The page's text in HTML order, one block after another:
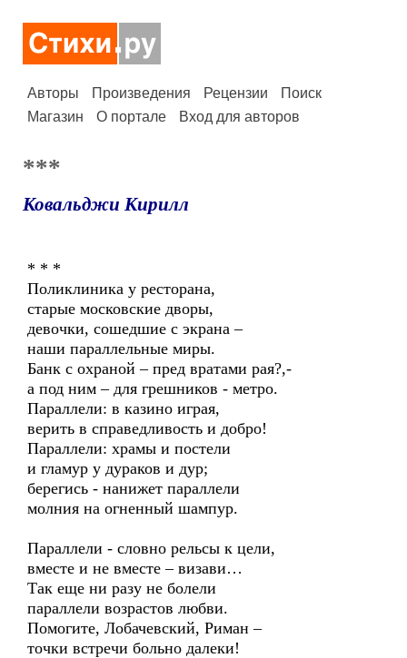
Авторы Произведения Рецензии
Поиск
Магазин
О портале Вход для авторов
***
Ковальджи Кирилл
* * *
Поликлиника у ресторана,
старые московские дворы,
девочки, сошедшие с экрана –
наши параллельные миры.
Банк с охраной – пред вратами рая?,-
а под ним – для грешников - метро.
Параллели: в казино играя,
верить в справедливость и добро!
Параллели: храмы и постели
и гламур у дураков и дур;
берегись - нанижет параллели
молния на огненный шампур.
Параллели - словно рельсы к цели,
вместе и не вместе – визави…
Так еще ни разу не болели
параллели возрастов любви.
Помогите, Лобачевский, Риман –
точки встречи больно далеки!